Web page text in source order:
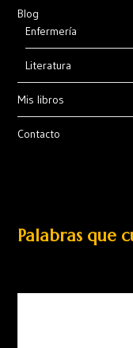
Blog
Enfermería
Literatura
Mis libros
Contacto
Palabras que